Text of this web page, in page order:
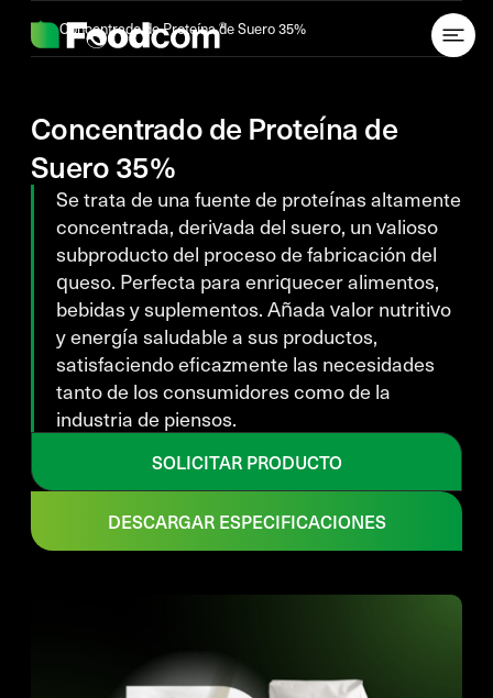
Concentrado de Proteína de Suero 35%
Concentrado de Proteína de
Suero 35%
Se trata de una fuente de proteínas altamente
concentrada, derivada del suero, un valioso
subproducto del proceso de fabricación del
queso. Perfecta para enriquecer alimentos,
bebidas y suplementos. Añada valor nutritivo
y energía saludable a sus productos,
satisfaciendo eficazmente las necesidades
tanto de los consumidores como de la
industria de piensos.
SOLICITAR PRODUCTO
DESCARGAR ESPECIFICACIONES